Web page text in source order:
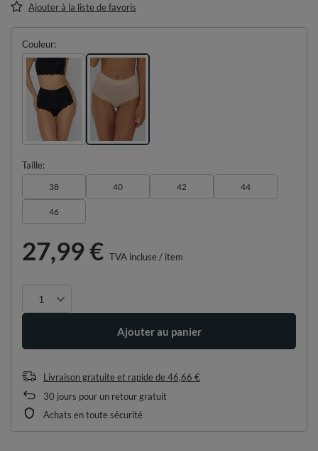
Ajouter à la liste de favoris
Couleur
Taille
38 40 42 44
46
27,99 € TVA incluse/ item
Ajouter au panier
Livraison gratuite et rapidede46,66 €
30 jours pour un retour gratuit
Achats en toute sécurité